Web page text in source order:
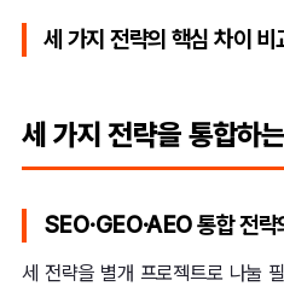
세 가지 전략의 핵심 차이 비
세 가지 전략을 통합하
SEO·GEO·AEO 통합 전략
세 전략을 별개 프로젝트로 나눌